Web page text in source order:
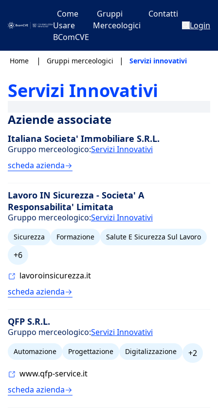
Come
Usare
BComCVE
Gruppi
Merceologici
Contatti
Login
Home | Gruppi merceologici | Servizi innovativi
Servizi Innovativi
Aziende associate
Italiana Societa' Immobiliare S.R.L.
Gruppo merceologico:Servizi Innovativi
scheda azienda
Lavoro IN Sicurezza - Societa' A
Responsabilita' Limitata
Gruppo merceologico:Servizi Innovativi
Sicurezza Formazione Salute E Sicurezza Sul Lavoro
+6
lavoroinsicurezza.it
scheda azienda
QFP S.R.L.
Gruppo merceologico:Servizi Innovativi
Automazione Progettazione Digitalizzazione
+2
www.qfp-service.it
scheda azienda